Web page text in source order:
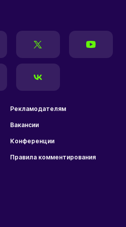
Рекламодателям
Вакансии
Конференции
Правила комментирования